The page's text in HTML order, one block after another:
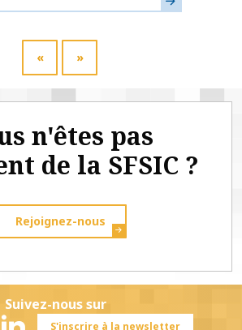
« »
n'êtes pas
de la SFSIC ?
Rejoignez-nous
Suivez-nous sur
S'inscrire à la newsletter